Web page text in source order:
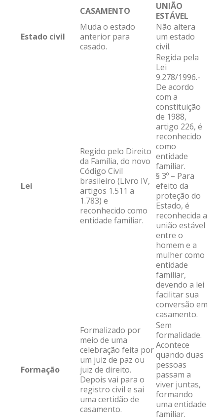
CASAMENTO
UNIÃO
ESTÁVEL
Estado civil
Muda o estado
anterior para
casado.
Não altera
um estado
civil.
Lei
Regido pelo Direito
da Família, do novo
Código Civil
brasileiro (Livro IV,
artigos 1.511 a
1.783) e
reconhecido como
entidade familiar.
Regida pela
Lei
9.278/1996.-
De acordo
com a
constituição
de 1988,
artigo 226, é
reconhecido
como
entidade
familiar.
§ 3º – Para
efeito da
proteção do
Estado, é
reconhecida a
união estável
entre o
homem e a
mulher como
entidade
familiar,
devendo a lei
facilitar sua
conversão em
casamento.
Formação
Formalizado por
meio de uma
celebração feita por
um juiz de paz ou
juiz de direito.
Depois vai para o
registro civil e sai
uma certidão de
casamento.
Sem
formalidade.
Acontece
quando duas
pessoas
passam a
viver juntas,
formando
uma entidade
familiar.